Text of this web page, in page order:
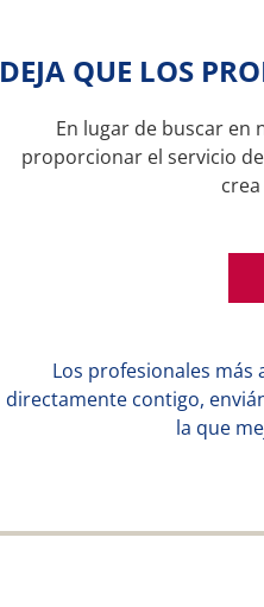
DEJA QUE LOS
En lugar de buscar
proporcionar el servicio
Los profesionales
directamente contigo,
la que